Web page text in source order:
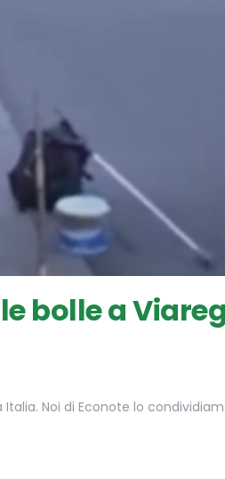
bolle a
Noi di Econote lo